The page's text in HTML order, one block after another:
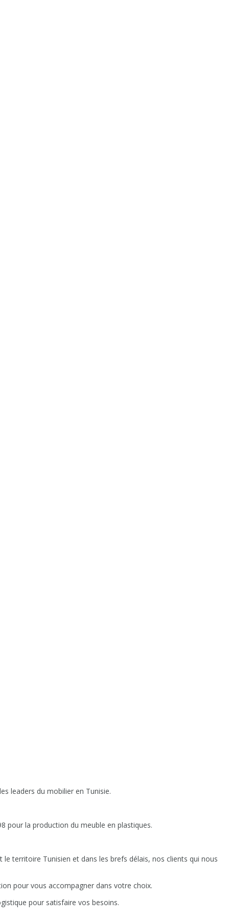
leaders du mobilier en Tunisie.
pour la production du meuble en plastiques.
territoire Tunisien et dans les brefs délais, nos clients qui nous
pour vous accompagner dans votre choix.
pour satisfaire vos besoins.